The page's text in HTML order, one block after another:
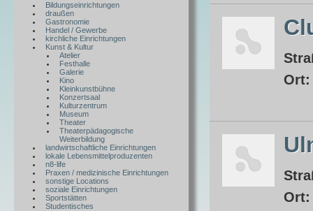
Bildungseinrichtungen
draußen
Gastronomie
Handel / Gewerbe
kirchliche Einrichtungen
Kunst & Kultur
Atelier
Festhalle
Galerie
Kino
Kleinkunstbühne
Konzertsaal
Kulturzentrum
Museum
Theater
Theaterpädagogische
Weiterbildung
landwirtschaftliche Einrichtungen
lokale Lebensmittelproduzenten
n8-life
Praxen / medizinische Einrichtungen
sonstige Locations
soziale Einrichtungen
Sportstätten
Studentisches